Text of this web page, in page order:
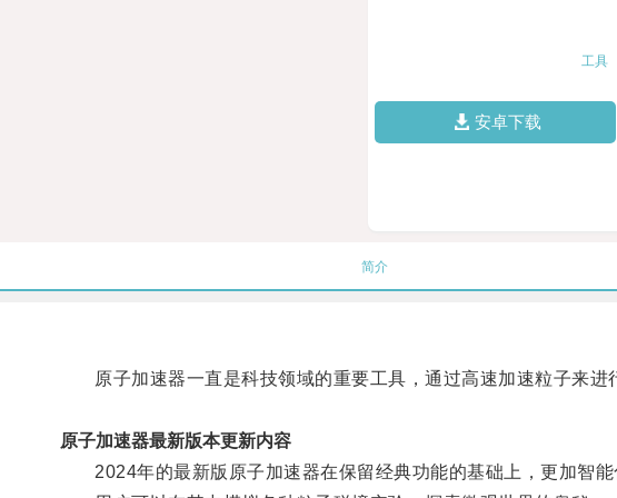
工具
安卓下载
简介
原子加速器一直是科技领域的重要工具，通过高速加速粒子来进
原子加速器最新版本更新内容
2024年的最新版原子加速器在保留经典功能的基础上，更加智能